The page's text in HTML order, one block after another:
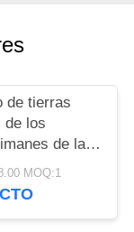
de tierras
de los
de la
imanes de
n52
MOQ:1